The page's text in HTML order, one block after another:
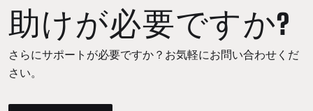
助けが必要ですか?
さらにサポートが必要ですか？お気軽にお問い合わせくだ
さい。